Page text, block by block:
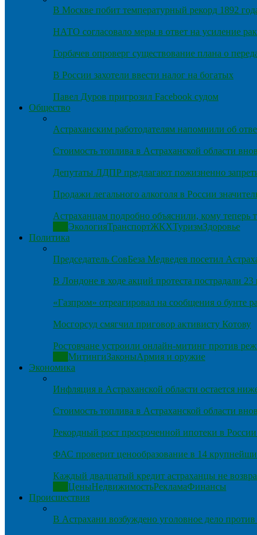
В Москве побит температурный рекорд 1892
НАТО согласовало меры в ответ на усиление
Горбачев опроверг существование плана о
В России захотели ввести налог на богатых
Павел Дуров пригрозил Facebook судом
Общество
Астраханским работодателям напомнили об
Стоимость топлива в Астраханской области
Депутаты ЛДПР предлагают пожизненно
Продажи легального алкоголя в России
Астраханцам подробно объяснили, кому теперь
ЭкологияТранспортЖКХТуризмЗдоровье
Политика
Председатель СовБеза Медведев посетил
В Лондоне в ходе акций протеста пострадали
«Газпром» отреагировал на сообщения о бунте
Мосгорсуд смягчил приговор активисту Котову
Ростовчане устроили онлайн-митинг против
МитингиЗаконыАрмия и оружие
Экономика
Инфляция в Астраханской области остается
Стоимость топлива в Астраханской области
Рекордный рост просроченной ипотеки в России
ФАС проверит ценообразование в 14
Каждый двадцатый кредит астраханцы не
ЦеныНедвижимостьРекламаФинансы
Происшествия
В Астрахани возбуждено уголовное дело